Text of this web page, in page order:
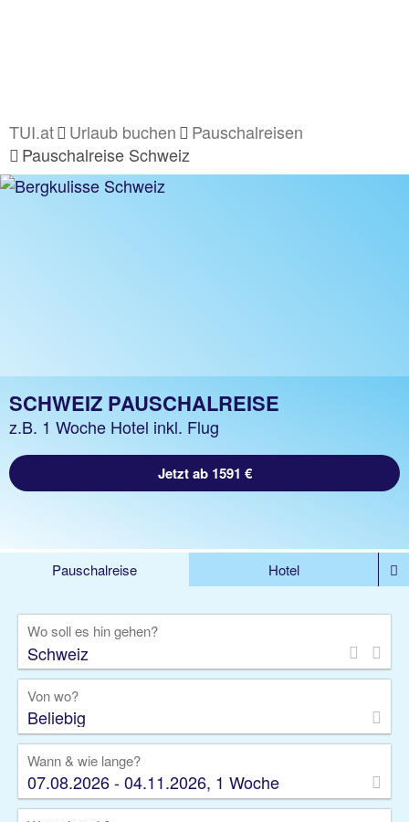
TUI.at Urlaub buchen
Pauschalreisen
Pauschalreise Schweiz
SCHWEIZ PAUSCHALREISE
z.B. 1 Woche Hotel inkl. Flug
Jetzt ab 1591 €
Pauschalreise
Hotel
Rundreise
Kreuzfahrt
Gruppenreise
Camper Privattransfer
Wo soll es hin gehen?
Von wo?
Beliebig
Wann & wie lange?
07.08.2026 - 04.11.2026, 1 Woche